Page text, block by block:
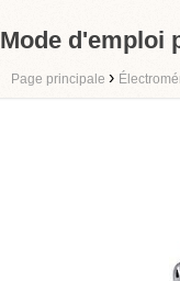
Mode d'emploi
Page principale ›